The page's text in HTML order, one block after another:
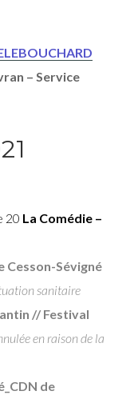
– Service
20 La Comédie –
Cesson-Sévigné
sanitaire
// Festival
en raison de la
de